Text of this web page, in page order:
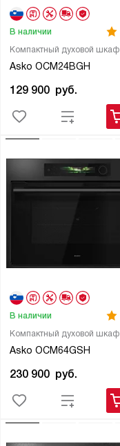
Компактный духовой шкаф
Asko OCM24BGH
В наличии
129 900 руб.
Компактный духовой шкаф
Asko OCM64GSH
В наличии
230 900 руб.